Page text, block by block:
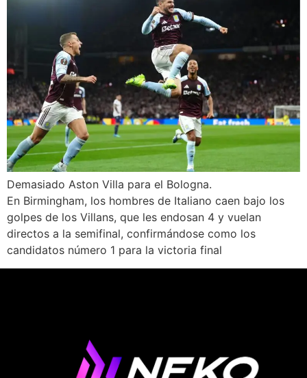
Demasiado Aston Villa para el Bologna.
En Birmingham, los hombres de Italiano caen bajo los
golpes de los Villans, que les endosan 4 y vuelan
directos a la semifinal, confirmándose como los
candidatos número 1 para la victoria final